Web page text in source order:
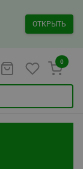
ОТКРЫТЬ
0